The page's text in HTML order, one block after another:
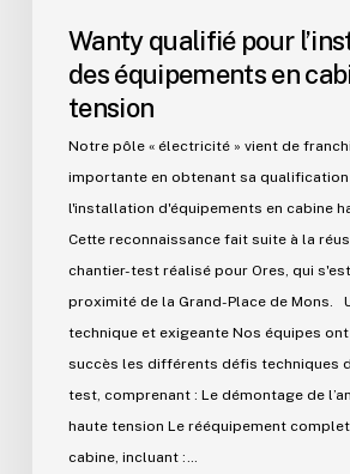
Wanty qualifié pour
des équipements en
tension
Notre pôle « électricité » vient de
importante en obtenant sa
l'installation d'équipements en cabine
Cette reconnaissance fait suite à la
chantier-test réalisé pour Ores, qui
proximité de la Grand-Place de Mons.
technique et exigeante Nos équipes ont
succès les différents défis techniques
test, comprenant : Le démontage de
haute tension Le rééquipement
cabine, incluant :…